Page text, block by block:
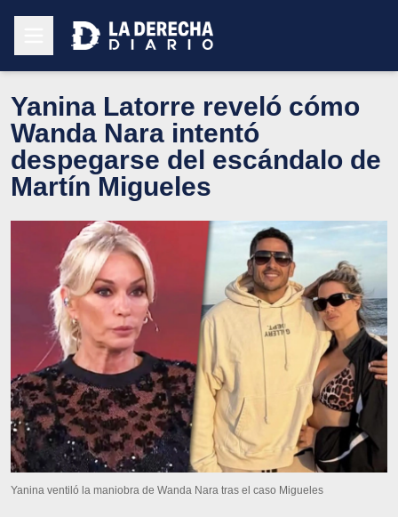
Yanina Latorre reveló cómo
Wanda Nara intentó
despegarse del escándalo de
Martín Migueles
Yanina ventiló la maniobra de Wanda Nara tras el caso Migueles